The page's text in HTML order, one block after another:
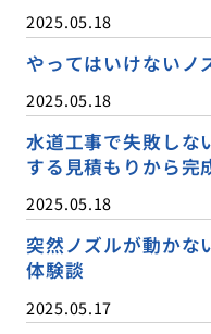
2025.05.18
やってはいけないノ
2025.05.18
水道工事で失敗しな
する見積もりから完
2025.05.18
突然ノズルが動かな
体験談
2025.05.17